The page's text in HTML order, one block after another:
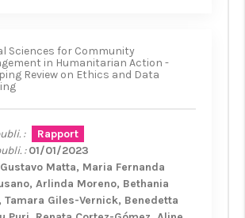
Sciences for Community
in Humanitarian Action -
Review on Ethics and Data
:
Rapport
: 01/01/2023
Gustavo Matta Maria Fernanda
Arlinda Moreno Bethania
Tamara Giles-Vernick Benedetta